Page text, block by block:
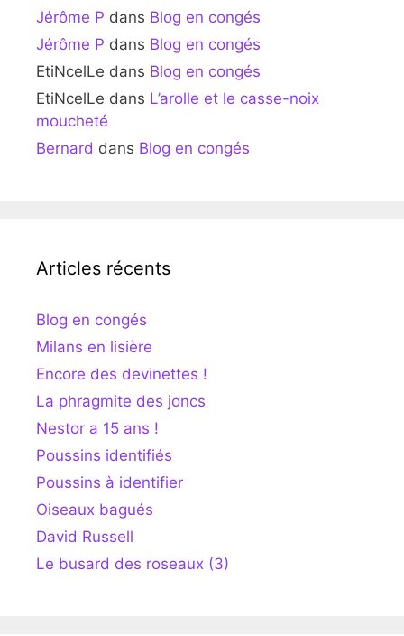
Jérôme P dans Blog en congés
Jérôme P dans Blog en congés
EtiNcelLe dans Blog en congés
EtiNcelLe dans L’arolle et le casse-noix
moucheté
Bernard dans Blog en congés
Articles récents
Blog en congés
Milans en lisière
Encore des devinettes !
La phragmite des joncs
Nestor a 15 ans !
Poussins identifiés
Poussins à identifier
Oiseaux bagués
David Russell
Le busard des roseaux (3)